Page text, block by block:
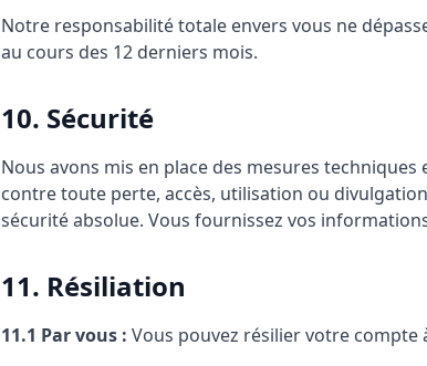
Notre responsabilité totale envers vous ne
au cours des 12 derniers mois.
10. Sécurité
Nous avons mis en place des mesures
contre toute perte, accès, utilisation ou
sécurité absolue. Vous fournissez vos
11. Résiliation
11.1 Par vous : Vous pouvez résilier votre